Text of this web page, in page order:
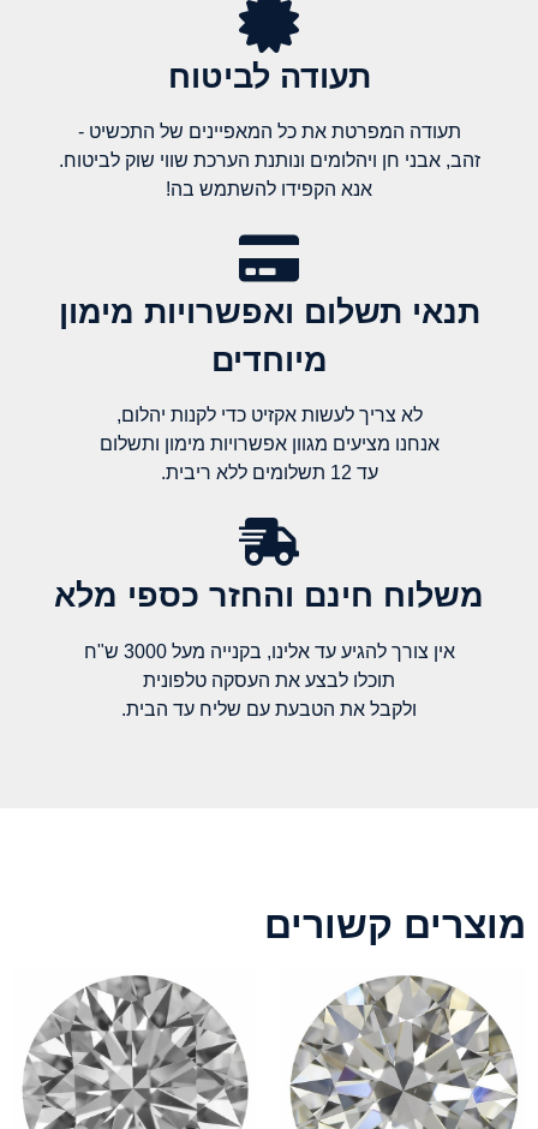
תעודה לביטוח
תעודה המפרטת את כל המאפיינים של התכשיט -
זהב, אבני חן ויהלומים ונותנת הערכת שווי שוק לביטוח.
אנא הקפידו להשתמש בה!
תנאי תשלום ואפשרויות מימון
מיוחדים
לא צריך לעשות אקזיט כדי לקנות יהלום,
אנחנו מציעים מגוון אפשרויות מימון ותשלום
עד 12 תשלומים ללא ריבית.
משלוח חינם והחזר כספי מלא​
אין צורך להגיע עד אלינו, בקנייה מעל 3000 ש"ח
תוכלו לבצע את העסקה טלפונית
ולקבל את הטבעת עם שליח עד הבית.
מוצרים קשורים